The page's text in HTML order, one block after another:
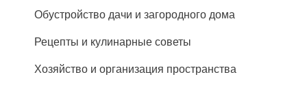
Обустройство дачи и загородного дома
Рецепты и кулинарные советы
Хозяйство и организация пространства